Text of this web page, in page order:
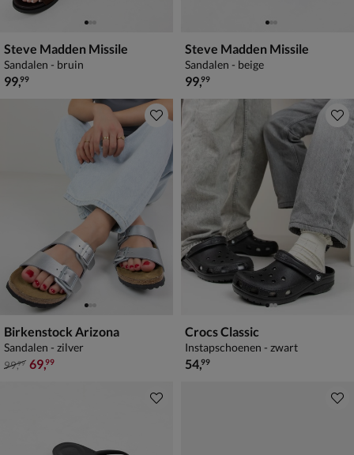
Steve Madden Missile
Sandalen - bruin
€ 99,99
99,99
Steve Madden Missile
Sandalen - beige
€ 99,99
99,99
Birkenstock Arizona
Sandalen - zilver
van € 99,99 voor € 69,99
99,99 69,99
Crocs Classic
Instapschoenen - zwart
€ 54,99
54,99